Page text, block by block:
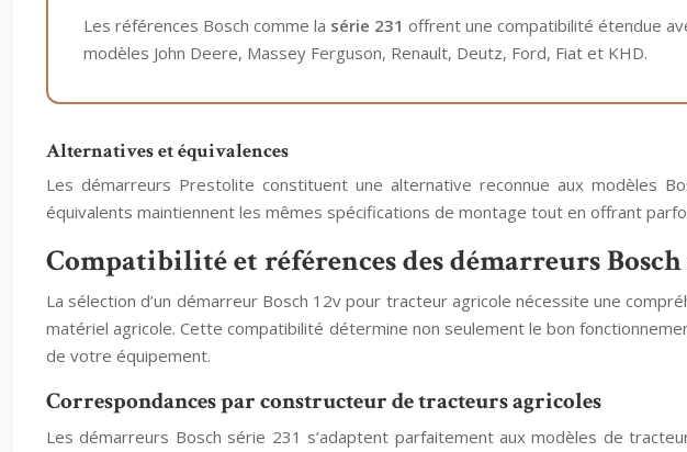
Les références Bosch comme la série 231 offrent une compatibilité étendue
modèles John Deere, Massey Ferguson, Renault, Deutz, Ford, Fiat et KHD.
Alternatives et équivalences
Les démarreurs Prestolite constituent une alternative reconnue aux modèles
équivalents maintiennent les mêmes spécifications de montage tout en offrant
Compatibilité et références des démarreurs
La sélection d’un démarreur Bosch 12v pour tracteur agricole nécessite une
matériel agricole. Cette compatibilité détermine non seulement le bon
de votre équipement.
Correspondances par constructeur de tracteurs agricoles
Les démarreurs Bosch série 231 s’adaptent parfaitement aux modèles de